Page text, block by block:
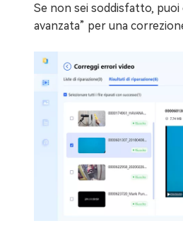
Se non sei soddisfatto, puoi
avanzata” per una